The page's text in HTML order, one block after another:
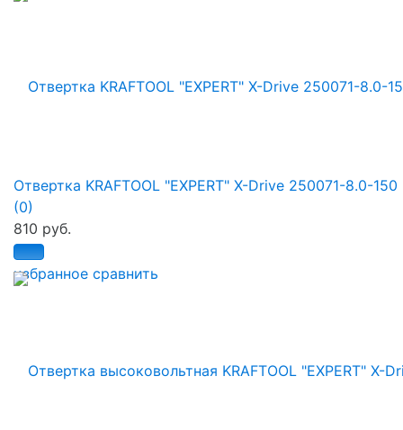
избранное сравнить
Отвертка KRAFTOOL "EXPERT" X-Drive 250071-8.0-150
(0)
810 руб.